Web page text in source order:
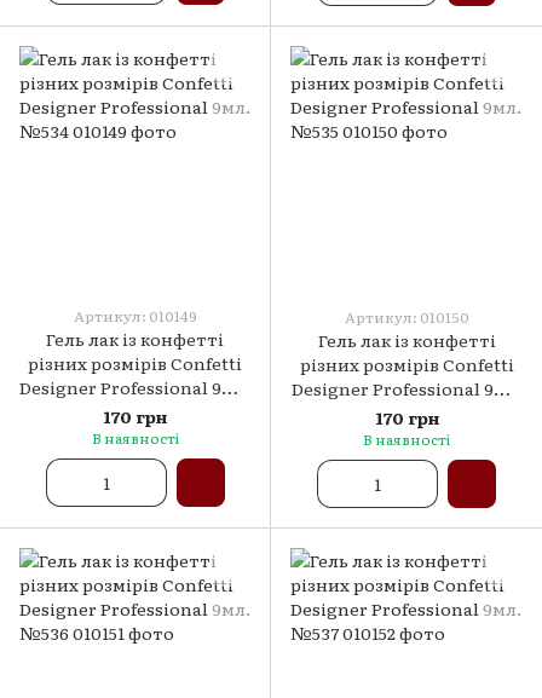
Артикул: 010149
Гель лак із конфетті
різних розмірів Confetti
Designer Professional 9мл.
№534
170 грн
В наявності
Артикул: 010150
Гель лак із конфетті
різних розмірів Confetti
Designer Professional 9мл.
№535
170 грн
В наявності